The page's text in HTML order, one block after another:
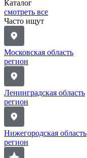
Каталог
смотреть все
Часто ищут
Московская область
регион
Ленинградская область
регион
Нижегородская область
регион